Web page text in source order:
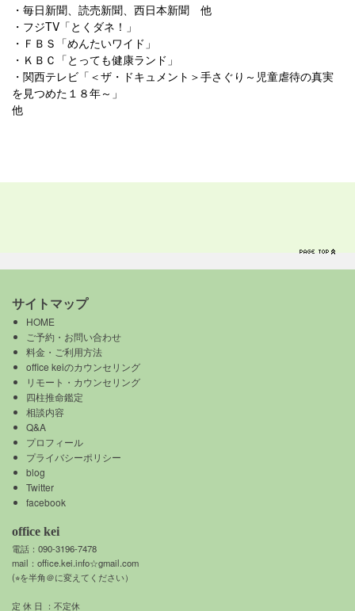
・毎日新聞、読売新聞、西日本新聞 他
・フジTV「とくダネ！」
・ＦＢＳ「めんたいワイド」
・ＫＢＣ「とっても健康ランド」
・関西テレビ「＜ザ・ドキュメント＞手さぐり～児童虐待の真実
を見つめた１８年～」
他
サイトマップ
HOME
ご予約・お問い合わせ
料金・ご利用方法
office keiのカウンセリング
リモート・カウンセリング
四柱推命鑑定
相談内容
Q&A
プロフィール
プライバシーポリシー
blog
Twitter
facebook
office kei
電話：090-3196-7478
mail： office.kei.info☆gmail.com
(⭐︎を半角＠に変えてください）
定 休 日 ：不定休